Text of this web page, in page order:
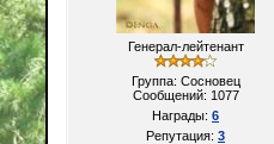
Генерал-лейтенант
Группа: Сосновец
Сообщений: 1077
Награды: 6
Репутация: 3